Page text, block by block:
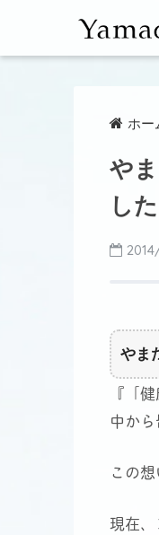
ホー
や
した
やま
『「
中か
この
現在